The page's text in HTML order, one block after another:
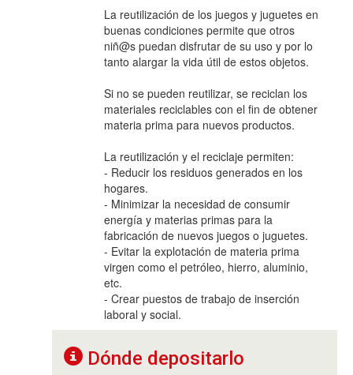
La reutilización de los juegos y juguetes en
buenas condiciones permite que otros
niñ@s puedan disfrutar de su uso y por lo
tanto alargar la vida útil de estos objetos.
Si no se pueden reutilizar, se reciclan los
materiales reciclables con el fin de obtener
materia prima para nuevos productos.
La reutilización y el reciclaje permiten:
- Reducir los residuos generados en los
hogares.
- Minimizar la necesidad de consumir
energía y materias primas para la
fabricación de nuevos juegos o juguetes.
- Evitar la explotación de materia prima
virgen como el petróleo, hierro, aluminio,
etc.
- Crear puestos de trabajo de inserción
laboral y social.
Dónde depositarlo